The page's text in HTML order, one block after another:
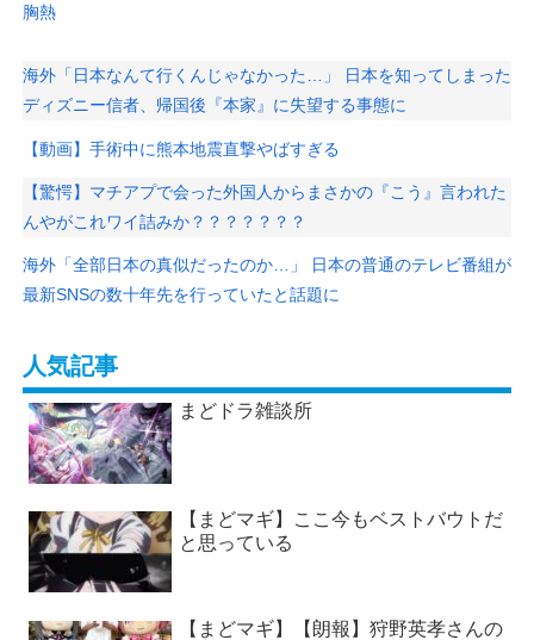
胸熱
海外「日本なんて行くんじゃなかった…」 日本を知ってしまった
ディズニー信者、帰国後『本家』に失望する事態に
【動画】手術中に熊本地震直撃やばすぎる
【驚愕】マチアプで会った外国人からまさかの『こう』言われた
んやがこれワイ詰みか？？？？？？？
海外「全部日本の真似だったのか…」 日本の普通のテレビ番組が
最新SNSの数十年先を行っていたと話題に
人気記事
まどドラ雑談所
【まどマギ】ここ今もベストバウトだ
と思っている
【まどマギ】【朗報】狩野英孝さんの